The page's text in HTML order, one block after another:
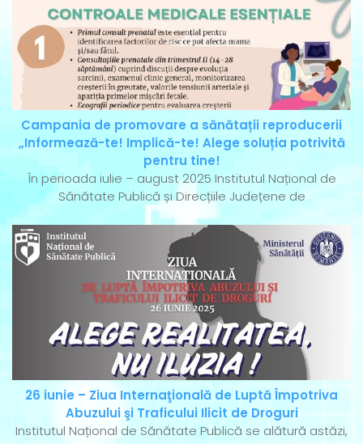
Campania de promovare a sănătații reproducerii
„Informează-te! Implică-te! Alege soluția potrivită
pentru tine!
În perioada iulie – august 2025 Institutul Național de
Sănătate Publică și Direcțiile Județene de
26 iunie – Ziua Internaţională de Luptă Împotriva
Abuzului şi Traficului Ilicit de Droguri
Institutul Național de Sănătate Publică se alătură astăzi,